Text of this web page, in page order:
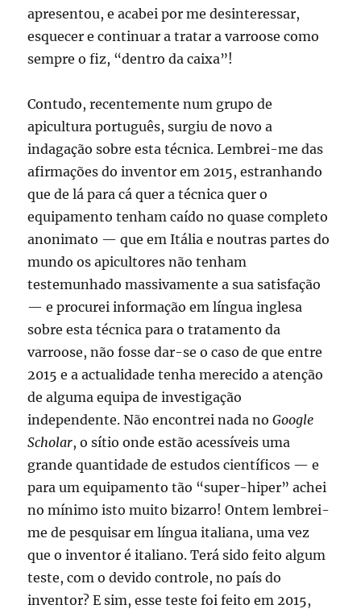
apresentou, e acabei por me desinteressar,
esquecer e continuar a tratar a varroose como
sempre o fiz, “dentro da caixa”!
Contudo, recentemente num grupo de
apicultura português, surgiu de novo a
indagação sobre esta técnica. Lembrei-me das
afirmações do inventor em 2015, estranhando
que de lá para cá quer a técnica quer o
equipamento tenham caído no quase completo
anonimato — que em Itália e noutras partes do
mundo os apicultores não tenham
testemunhado massivamente a sua satisfação
— e procurei informação em língua inglesa
sobre esta técnica para o tratamento da
varroose, não fosse dar-se o caso de que entre
2015 e a actualidade tenha merecido a atenção
de alguma equipa de investigação
independente. Não encontrei nada noGoogle
Scholar, o sítio onde estão acessíveis uma
grande quantidade de estudos científicos — e
para um equipamento tão “super-hiper” achei
no mínimo isto muito bizarro! Ontem lembrei-
me de pesquisar em língua italiana, uma vez
que o inventor é italiano. Terá sido feito algum
teste, com o devido controle, no país do
inventor? E sim, esse teste foi feito em 2015,